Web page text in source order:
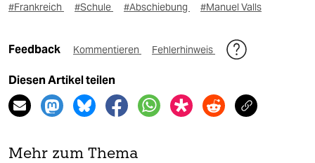
#Frankreich #Schule #Abschiebung #Manuel Valls
Feedback Kommentieren Fehlerhinweis
Diesen Artikel teilen
Mehr zum Thema